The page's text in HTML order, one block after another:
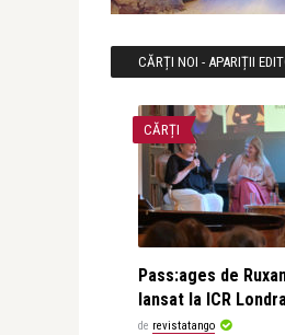
CĂRȚI NOI - APARIȚII
CĂRȚI
Pass:ages de
lansat la ICR
de revistatango